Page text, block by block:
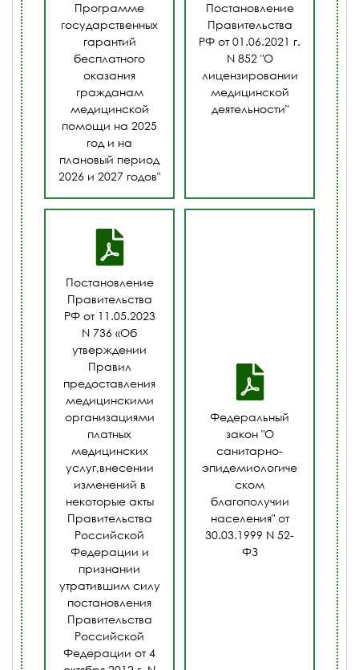
Программе
государственных
гарантий
бесплатного
оказания
гражданам
медицинской
помощи на 2025
год и на
плановый период
2026 и 2027 годов"
Постановление
Правительства
РФ от 01.06.2021 г.
N 852 "О
лицензировании
медицинской
деятельности"
Постановление
Правительства
РФ от 11.05.2023
N 736 «Об
утверждении
Правил
предоставления
медицинскими
организациями
платных
медицинских
услуг,внесении
изменений в
некоторые акты
Правительства
Российской
Федерации и
признании
утратившим силу
постановления
Правительства
Российской
Федерации от 4
Федеральный
закон "О
санитарно-
эпидемиологиче
ском
благополучии
населения" от
30.03.1999 N 52-
ФЗ